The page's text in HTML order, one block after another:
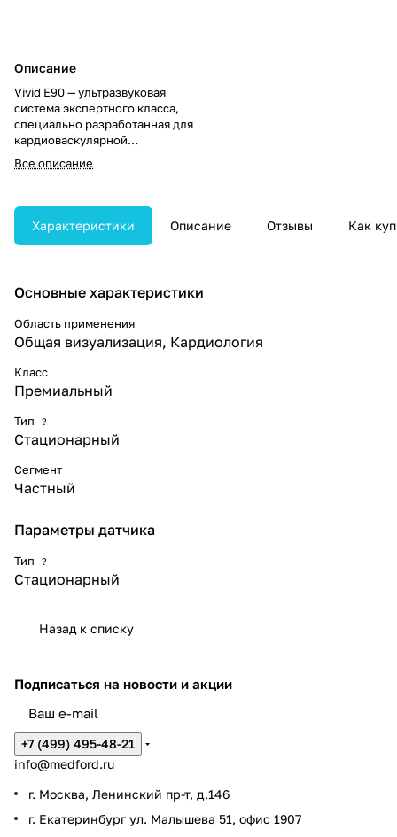
Описание
Vivid E90 — ультразвуковая
система экспертного класса,
специально разработанная для
кардиоваскулярной
диагностики. Предоставляет
расширенные возможности 2D-
количественного анализа и
оптимизированный интерфейс,
что позволяет эффективно
работы специалиста.
Все описание
Характеристики Описание Отзывы Как
Основные характеристики
Область применения
Общая визуализация, Кардиология
Класс
Премиальный
Тип ?
Стационарный
Сегмент
Частный
Параметры датчика
Тип ?
Стационарный
Назад к списку
Подписаться на новости и акции
+7 (499) 495-48-21
info@medford.ru
г. Москва, Ленинский пр-т, д.146
г. Екатеринбург ул. Малышева 51, офис 1907